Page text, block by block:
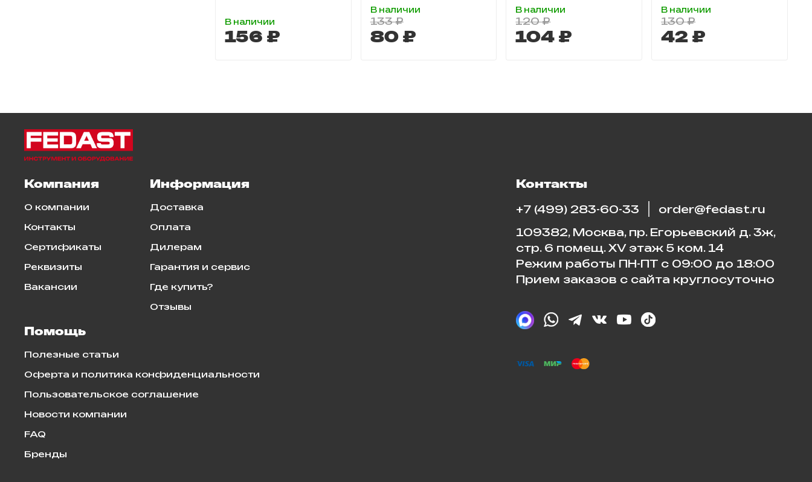
В наличии
156 ₽
В наличии
133 ₽
80 ₽
В наличии
120 ₽
104 ₽
В наличии
130 ₽
42 ₽
Компания
О компании
Контакты
Сертификаты
Реквизиты
Вакансии
Информация
Доставка
Оплата
Дилерам
Гарантия и сервис
Где купить?
Отзывы
Помощь
Полезные статьи
Оферта и политика конфиденциальности
Пользовательское соглашение
Новости компании
FAQ
Бренды
Контакты
+7 (499) 283-60-33
order@fedast.ru
109382, Москва, пр. Егорьевский д. 3ж,
стр. 6 помещ. XV этаж 5 ком. 14
Режим работы ПН-ПТ с 09:00 до 18:00
Прием заказов с сайта круглосуточно